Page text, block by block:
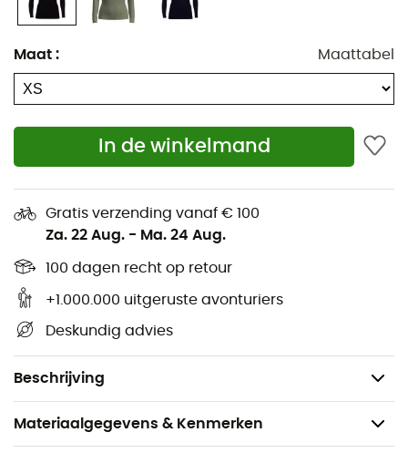
Maat : Maattabel
In de winkelmand
Gratis verzending vanaf € 100
Za. 22 Aug. - Ma. 24 Aug.
100 dagen recht op retour
+1.000.000 uitgeruste avonturiers
Deskundig advies
Beschrijving
Warmte en natuurlijke thermische regulatie
Platte naden tegen irritatie
Verplaatste schoudernaden voor het dragen van
een rugzak
UV-bescherming
Zachte katoenen aanraking
Natuurlijk antibacterieel tegen geuren
Eerste laag van natuurlijk materiaal
Materiaal: 100% merinowol
Merinowol: 260g/m2 (Voor koude
Gewicht: 255 g
Materiaalgegevens & Kenmerken